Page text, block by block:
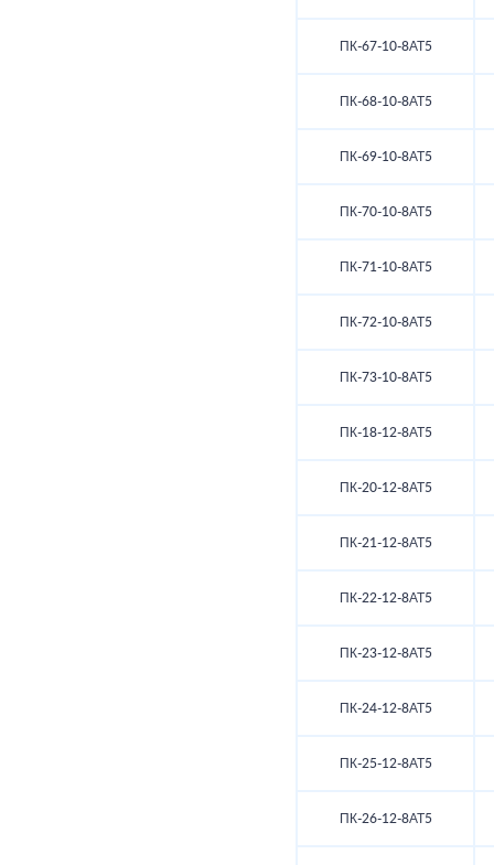
ПК-67-10-8АТ5
ПК-68-10-8АТ5
ПК-69-10-8АТ5
ПК-70-10-8АТ5
ПК-71-10-8АТ5
ПК-72-10-8АТ5
ПК-73-10-8АТ5
ПК-18-12-8АТ5
ПК-20-12-8АТ5
ПК-21-12-8АТ5
ПК-22-12-8АТ5
ПК-23-12-8АТ5
ПК-24-12-8АТ5
ПК-25-12-8АТ5
ПК-26-12-8АТ5